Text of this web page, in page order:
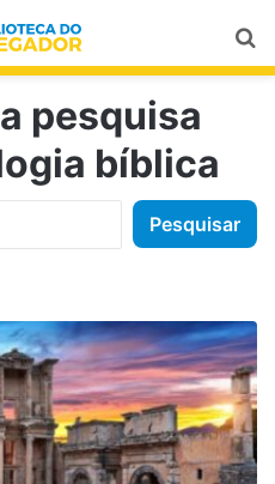
pesquisa
bíblica
Pesquisar
por: